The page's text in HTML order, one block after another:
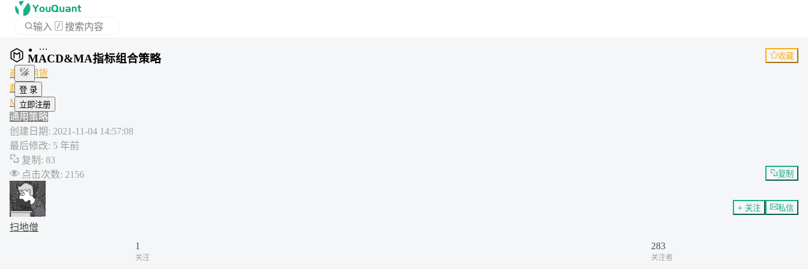
输入 / 搜索内容
首页
APP
登 录
立即注册
MACD&MA指标组合策略 收藏
商品期货
趋势
My语言
通用策略
创建日期: 2021-11-04 14:57:08
最后修改: 5 年前
复制 : 83
点击次数: 2156 复制
扫地僧
+ 关注 私信
1
关注
283
关注者